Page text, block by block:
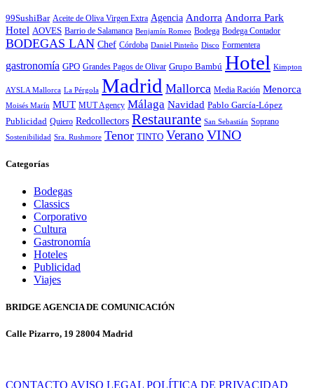
99SushiBar Aceite de Oliva Virgen Extra Agencia Andorra Andorra Park
Hotel AOVES Barrio de Salamanca Benjamín Romeo Bodega Bodega Contador
BODEGAS LAN Chef Córdoba Daniel Pinteño Disco Formentera
gastronomía GPO Grandes Pagos de Olivar Grupo Bambú Hotel Kimpton
AYSLA Mallorca La Pérgola Madrid Mallorca Media Ración Menorca
Moisés Marín MUT MUT Agency Málaga Navidad Pablo García-López
Publicidad Quiero Redcollectors Restaurante San Sebastián Soprano
Sostenibilidad Sra. Rushmore Tenor TINTO Verano VINO
Categorías
Bodegas
Classics
Corporativo
Cultura
Gastronomía
Hoteles
Publicidad
Viajes
BRIDGE AGENCIA DE COMUNICACIÓN
Calle Pizarro, 19 28004 Madrid
CONTACTO AVISO LEGAL POLÍTICA DE PRIVACIDAD